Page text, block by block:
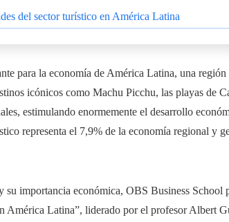
del sector turístico en América Latina
para la economía de América Latina, una
icónicos como Machu Picchu, las playas de
estimulando enormemente el desarrollo
representa el 7,9% de la economía regional y
su importancia económica, OBS Business
América Latina”, liderado por el profesor Albert